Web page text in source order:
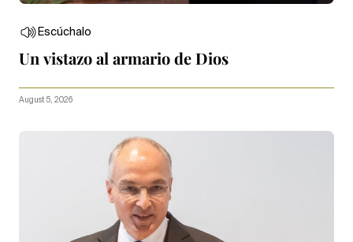
Escúchalo
Un vistazo al armario de Dios
August 5, 2026